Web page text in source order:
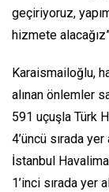
geçiriyoruz,
hizmete
Karaismailoğlu,
alınan önlemler
591 uçuşla Türk
4’üncü sırada
İstanbul
1’inci sırada yer